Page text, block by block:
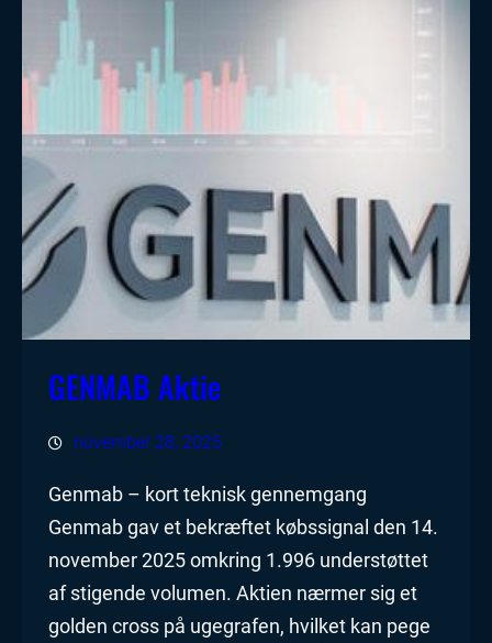
GENMAB Aktie
november 28, 2025
Genmab – kort teknisk gennemgang
Genmab gav et bekræftet købssignal den 14.
november 2025 omkring 1.996 understøttet
af stigende volumen. Aktien nærmer sig et
golden cross på ugegrafen, hvilket kan pege